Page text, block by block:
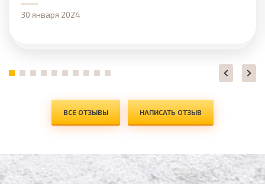
30 января 2024
ВСЕ ОТЗЫВЫ НАПИСАТЬ ОТЗЫВ